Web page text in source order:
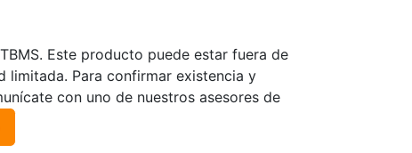
Este producto puede estar fuera de
limitada. Para confirmar existencia y
con uno de nuestros asesores de